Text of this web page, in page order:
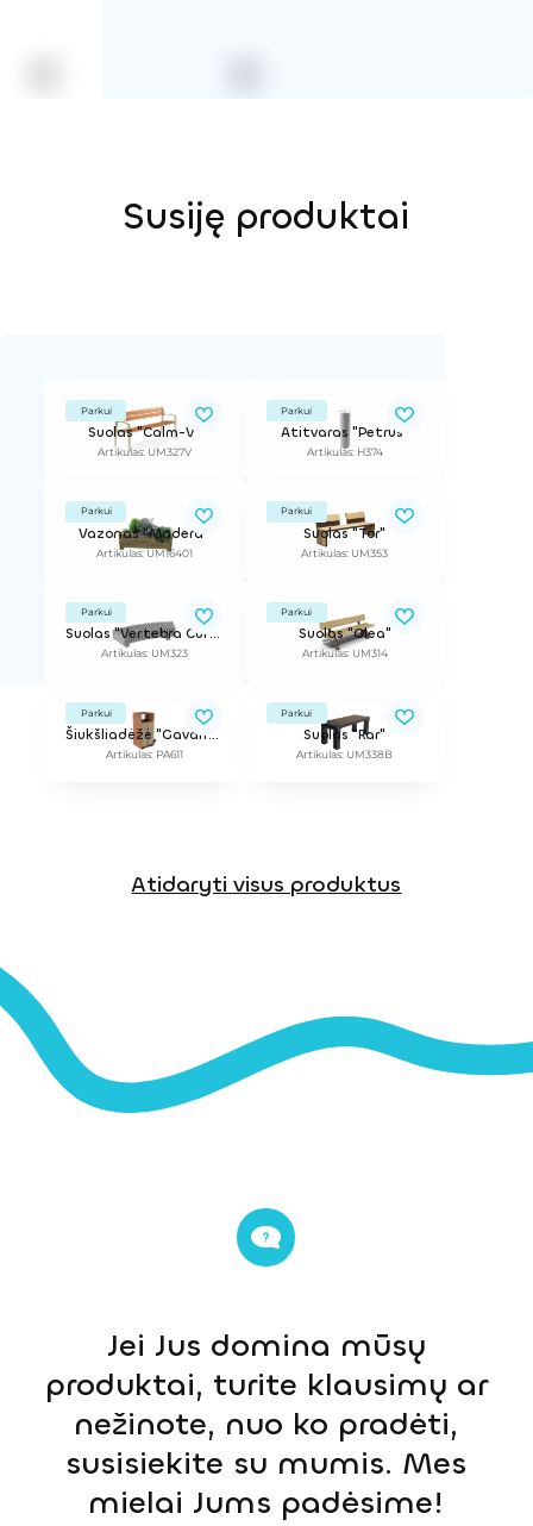
Susiję produktai
Parkui
Suolas "Calm-V"
Artikulas: UM327V
Parkui
Atitvaras "Petrus"
Artikulas: H374
Parkui
Vazonas "Madera"
Artikulas: UM16401
Parkui
Suolas "Tor"
Artikulas: UM353
Parkui
Suolas "Vertebra Curvo"
Artikulas: UM323
Parkui
Suolas "Olea"
Artikulas: UM314
Parkui
Šiukšliadėžė "Gavarres"
Artikulas: PA611
Parkui
Suolas "Rar"
Artikulas: UM338B
Atidaryti visus produktus
Jei Jus domina mūsų
produktai, turite klausimų ar
nežinote, nuo ko pradėti,
susisiekite su mumis. Mes
mielai Jums padėsime!